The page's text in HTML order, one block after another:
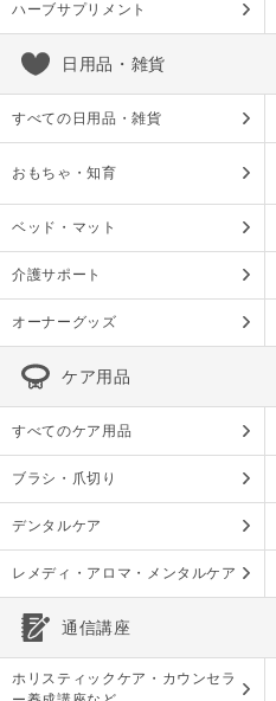
ハーブサプリメント
日用品・雑貨
すべての日用品・雑貨
おもちゃ・知育
ベッド・マット
介護サポート
オーナーグッズ
ケア用品
すべてのケア用品
ブラシ・爪切り
デンタルケア
レメディ・アロマ・メンタルケア
通信講座
ホリスティックケア・カウンセラ